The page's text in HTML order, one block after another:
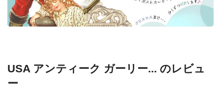
USA アンティーク ガーリー... のレビュ
ー